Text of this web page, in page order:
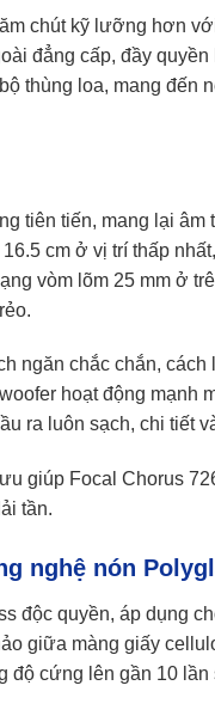
chút kỹ lưỡng hơn
đẳng cấp, đầy
thùng loa, mang đến
tiên tiến, mang lại âm
cm ở vị trí thấp
vòm lõm 25 mm ở
ngăn chắc chắn, cách
hoạt động mạnh
ra luôn sạch, chi tiết
giúp Focal Chorus
tần.
nghệ nón
độc quyền, áp dụng
giữa màng giấy
độ cứng lên gần 10